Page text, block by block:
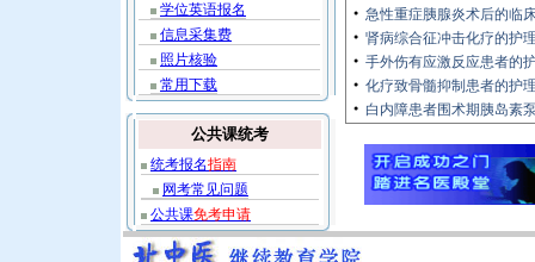
学位英语报名
信息采集费
照片核验
常用下载
公共课统考
统考报名指南
网考常见问题
公共课免考申请
● 急性重症胰腺炎术后的临
● 肾病综合征冲击化疗的护
● 手外伤有应激反应患者的
● 化疗致骨髓抑制患者的护
● 白内障患者围术期胰岛素